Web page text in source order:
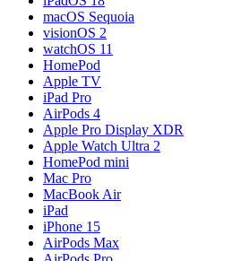
macOS Sequoia
visionOS 2
watchOS 11
HomePod
Apple TV
iPad Pro
AirPods 4
Apple Pro Display XDR
Apple Watch Ultra 2
HomePod mini
Mac Pro
MacBook Air
iPad
iPhone 15
AirPods Max